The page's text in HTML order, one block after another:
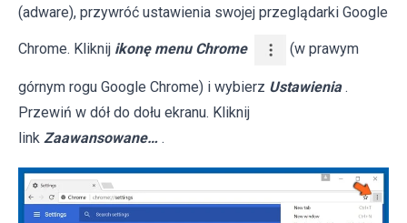
(adware), przywróć ustawienia swojej przeglądarki Google
Chrome. Kliknij ikonę menu Chrome (w prawym
górnym rogu Google Chrome) i wybierz Ustawienia .
Przewiń w dół do dołu ekranu. Kliknij
link Zaawansowane… .